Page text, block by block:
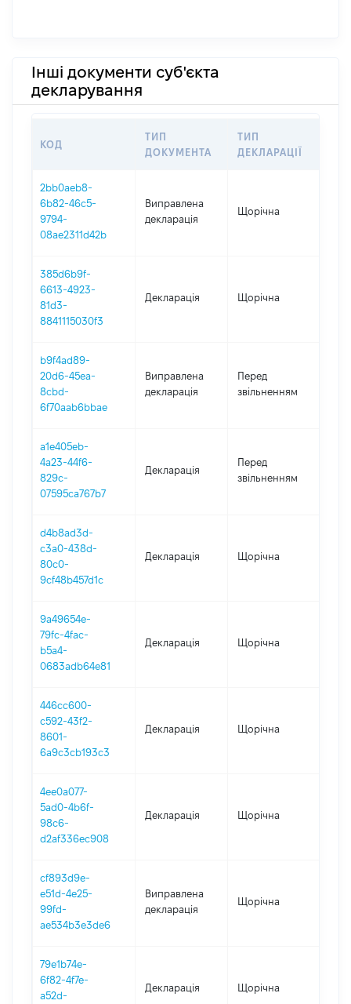
Інші документи суб'єкта
декларування
КОД
ТИП
ДОКУМЕНТА
ТИП
ДЕКЛАРАЦІЇ
2bb0aeb8-
6b82-46c5-
9794-
08ae2311d42b
Виправлена
декларація
Щорічна
385d6b9f-
6613-4923-
81d3-
8841115030f3
Декларація Щорічна
b9f4ad89-
20d6-45ea-
8cbd-
6f70aab6bbae
Виправлена
декларація
Перед
звільненням
a1e405eb-
4a23-44f6-
829c-
07595ca767b7
Декларація
Перед
звільненням
d4b8ad3d-
c3a0-438d-
80c0-
9cf48b457d1c
Декларація Щорічна
9a49654e-
79fc-4fac-
b5a4-
0683adb64e81
Декларація Щорічна
446cc600-
c592-43f2-
8601-
6a9c3cb193c3
Декларація Щорічна
4ee0a077-
5ad0-4b6f-
98c6-
d2af336ec908
Декларація Щорічна
cf893d9e-
e51d-4e25-
99fd-
ae534b3e3de6
Виправлена
декларація
Щорічна
79e1b74e-
6f82-4f7e-
a52d-
Декларація Щорічна